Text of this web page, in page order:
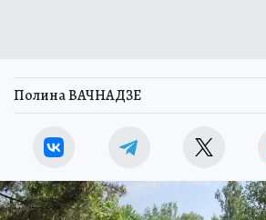
Полина ВАЧНАДЗЕ